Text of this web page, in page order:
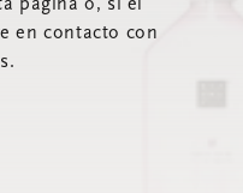
página o, si el
en contacto con